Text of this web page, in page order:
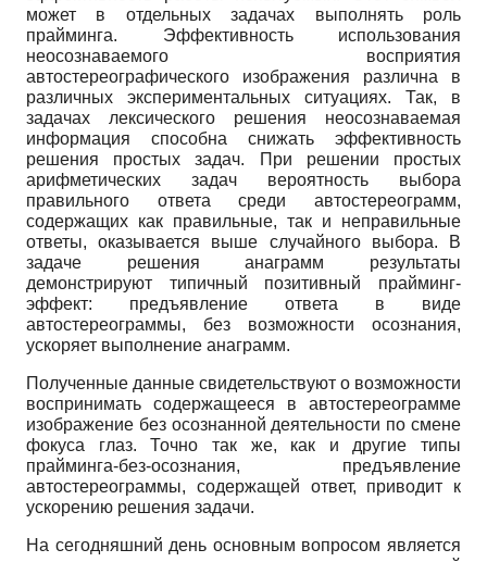
может в отдельных задачах выполнять роль
прайминга. Эффективность использования
неосознаваемого восприятия
автостереографического изображения различна в
различных экспериментальных ситуаци­ях. Так, в
задачах лексического решения неосознаваемая
информация способна снижать эф­фективность
решения простых задач. При решении простых
арифметических задач вероят­ность выбора
правильного ответа среди автостереограмм,
содержащих как правильные, так и неправильные
ответы, оказывается выше случайного выбора. В
задаче решения анаграмм результаты
демонстрируют типичный позитивный прайминг-
эффект: предъявление ответа в виде
автостереограммы, без возможности осознания,
ускоряет выполнение анаграмм.
Полученные данные свидетельствуют о возможности
воспринимать содержащееся в автостереограмме
изображение без осознанной деятельности по смене
фокуса глаз. Точно так же, как и другие типы
прайминга-без-осознания, предъявление
автостереограммы, со­держащей ответ, приводит к
ускорению решения задачи.
На сегодняшний день основным вопросом является